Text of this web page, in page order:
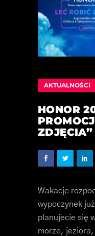
AKTUALNOŚCI
HONOR
ZDJĘCIA”
Wakacje
wypoczynek
planujecie się
morze,